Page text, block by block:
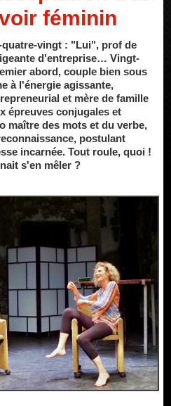
féminin
quatre-vingt : "Lui", prof de
d'entreprise… Vingt-
abord, couple bien sous
à l'énergie agissante,
et mère de famille
épreuves conjugales et
des mots et du verbe,
postulant
incarnée. Tout roule, quoi !
s'en mêler ?